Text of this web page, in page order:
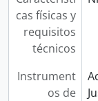
cas físicas y
requisitos
técnicos
Instrument
os de